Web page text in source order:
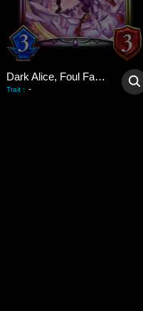
Dark Alice, Foul Fairytale
Trait : -